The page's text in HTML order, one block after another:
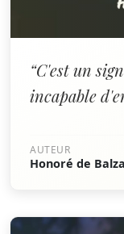
“C'est un
incapable
AUTEUR
Honoré de